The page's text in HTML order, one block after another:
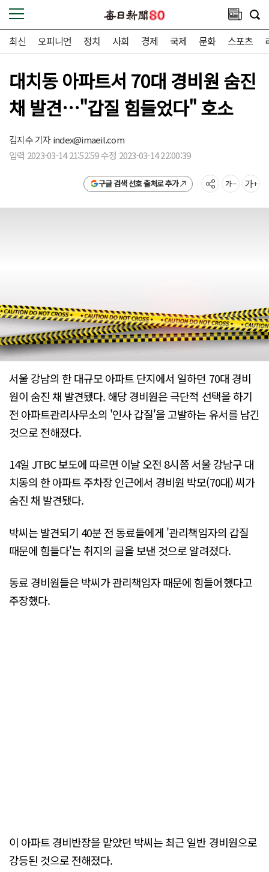
최신 오피니언 정치 사회 경제 국제 문화 스포츠
대치동 아파트서 70대 경비원 숨진
채 발견…"갑질 힘들었다" 호소
김지수 기자index@imaeil.com
입력 2023-03-14 21:52:59 수정 2023-03-14 22:00:39
구글 검색 선호 출처로 추가
서울 강남의 한 대규모 아파트 단지에서 일하던 70대 경비
원이 숨진 채 발견됐다. 해당 경비원은 극단적 선택을 하기
전 아파트관리사무소의 '인사 갑질'을 고발하는 유서를 남긴
것으로 전해졌다.
14일 JTBC 보도에 따르면 이날 오전 8시쯤 서울 강남구 대
치동의 한 아파트 주차장 인근에서 경비원 박모(70대) 씨가
숨진 채 발견됐다.
박씨는 발견되기 40분 전 동료들에게 '관리책임자의 갑질
때문에 힘들다'는 취지의 글을 보낸 것으로 알려졌다.
동료 경비원들은 박씨가 관리책임자 때문에 힘들어했다고
주장했다.
이 아파트 경비반장을 맡았던 박씨는 최근 일반 경비원으로
강등된 것으로 전해졌다.